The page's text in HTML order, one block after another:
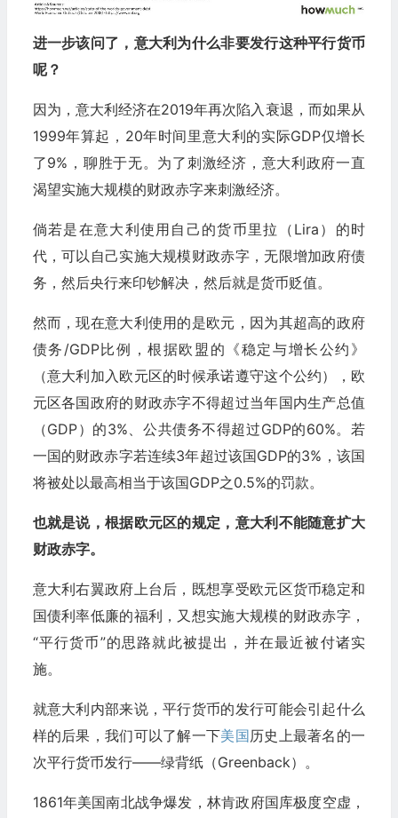
进一步该问了，意大利为什么非要发行这种平行货币
呢？
因为，意大利经济在2019年再次陷入衰退，而如果从
1999年算起，20年时间里意大利的实际GDP仅增长
了9%，聊胜于无。为了刺激经济，意大利政府一直
渴望实施大规模的财政赤字来刺激经济。
倘若是在意大利使用自己的货币里拉（Lira）的时
代，可以自己实施大规模财政赤字，无限增加政府债
务，然后央行来印钞解决，然后就是货币贬值。
然而，现在意大利使用的是欧元，因为其超高的政府
债务/GDP比例，根据欧盟的《稳定与增长公约》
（意大利加入欧元区的时候承诺遵守这个公约），欧
元区各国政府的财政赤字不得超过当年国内生产总值
（GDP）的3%、公共债务不得超过GDP的60%。若
一国的财政赤字若连续3年超过该国GDP的3%，该国
将被处以最高相当于该国GDP之0.5%的罚款。
也就是说，根据欧元区的规定，意大利不能随意扩大
财政赤字。
意大利右翼政府上台后，既想享受欧元区货币稳定和
国债利率低廉的福利，又想实施大规模的财政赤字，
“平行货币”的思路就此被提出，并在最近被付诸实
施。
就意大利内部来说，平行货币的发行可能会引起什么
样的后果，我们可以了解一下美国历史上最著名的一
次平行货币发行——绿背纸（Greenback）。
1861年美国南北战争爆发，林肯政府国库极度空虚，